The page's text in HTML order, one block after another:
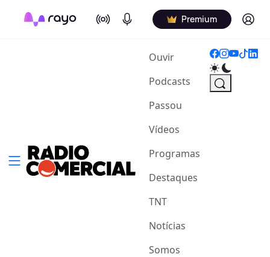
On Air Podcasts Premium Log in
Ouvir(current)
Podcasts
Passou
Vídeos
Programas
Destaques
TNT
Notícias
Somos